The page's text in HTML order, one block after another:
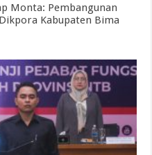
Monta: Pembangunan
Kabupaten Bima